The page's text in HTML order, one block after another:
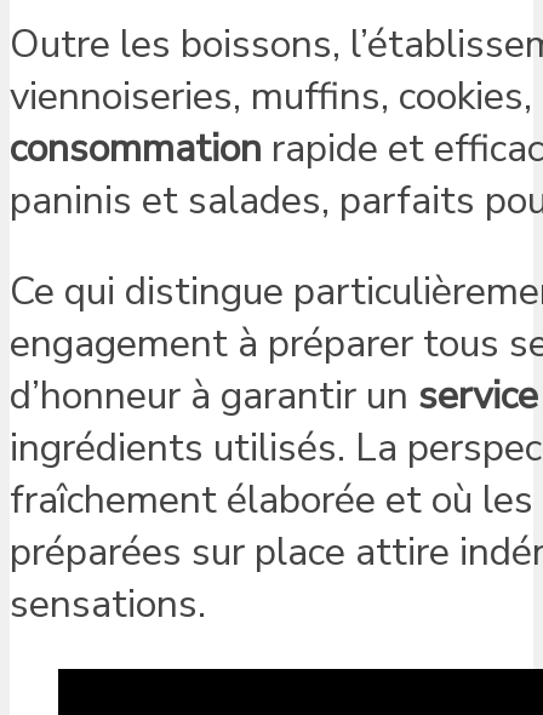
Outre les boissons,
viennoiseries, muffins,
consommation rapide et
paninis et salades, parfaits
Ce qui distingue
engagement à préparer tous
d’honneur à garantir un
ingrédients utilisés. La
fraîchement élaborée et où
préparées sur place attire
sensations.